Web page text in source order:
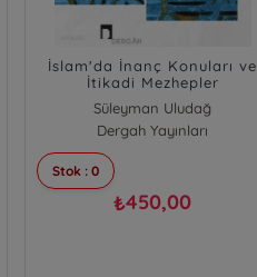
İslam'da İnanç Konuları ve
İtikadi Mezhepler
Süleyman Uludağ
Dergah Yayınları
Stok : 0
₺450,00